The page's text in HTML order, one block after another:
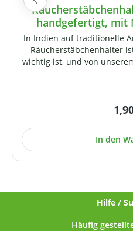
handgefertigt, mit
In Indien auf traditionelle
Räucherstäbchenhalter
wichtig ist, und von
Bedingungen. Wir haben
Stück, Lieferung ohne
bestimmtes MotivIn den
Hilfe /
Häufig